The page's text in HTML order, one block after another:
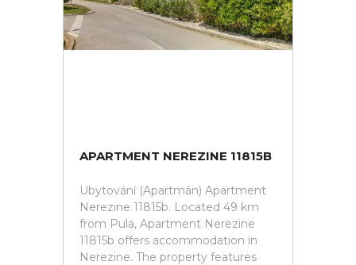
APARTMENT NEREZINE 11815B
Ubytování (Apartmán) Apartment
Nerezine 11815b. Located 49 km
from Pula, Apartment Nerezine
11815b offers accommodation in
Nerezine. The property features